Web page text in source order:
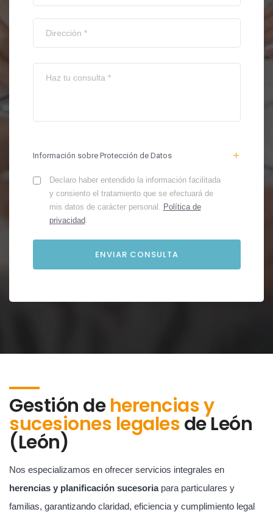
Información sobre Protección de Datos
Declaro haber entendido la información facilitada
y consiento el tratamiento que se efectuará de
mis datos de carácter personal. Política de
privacidad.
Gestión deherencias y
sucesiones legalesdeLeón
(León)
Nos especializamos en ofrecer servicios integrales en
herencias y planificación sucesoriapara particulares y
familias, garantizando claridad, eficiencia y cumplimiento legal